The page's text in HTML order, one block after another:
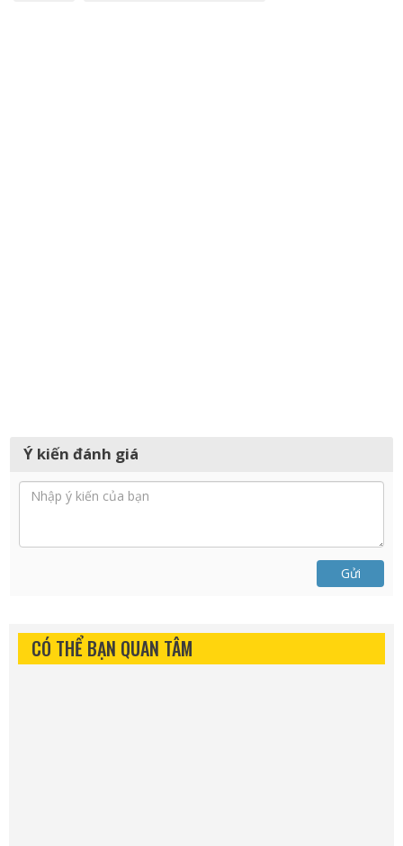
Ý kiến đánh giá
Gửi
CÓ THỂ BẠN QUAN TÂM